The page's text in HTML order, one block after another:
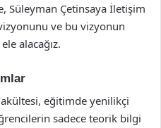
Süleyman Çetinsaya İletişim
ve bu vizyonun
alacağız.
eğitimde yenilikçi
sadece teorik bilgi